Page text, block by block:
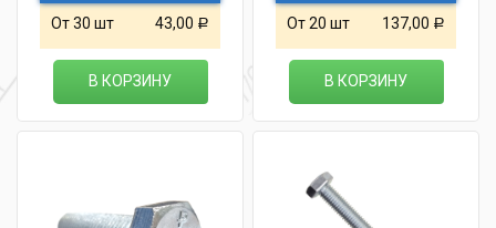
От 30 шт 43,00 Р
В КОРЗИНУ
От 20 шт 137,00 Р
В КОРЗИНУ